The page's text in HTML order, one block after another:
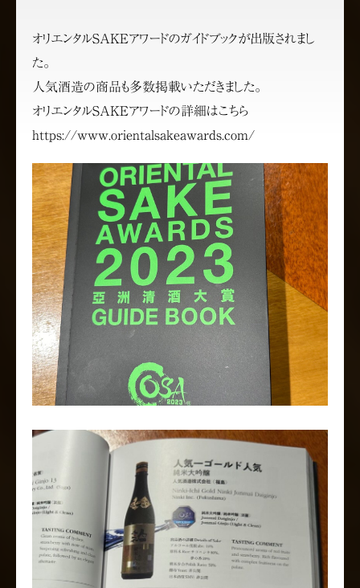
オリエンタルSAKEアワードのガイドブックが出版されまし
た。
人気酒造の商品も多数掲載いただきました。
オリエンタルSAKEアワードの詳細はこちら
https://www.orientalsakeawards.com/